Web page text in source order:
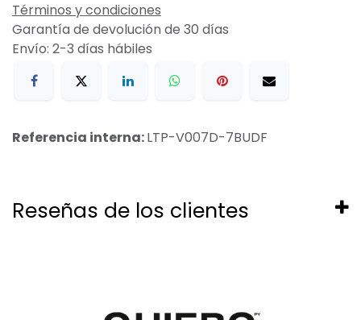
Términos y condiciones
Garantía de devolución de 30 días
Envío: 2-3 días hábiles
Referencia interna:LTP-V007D-7BUDF
Reseñas de los clientes